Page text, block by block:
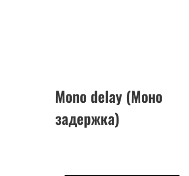
Mono delay (Моно
задержка)